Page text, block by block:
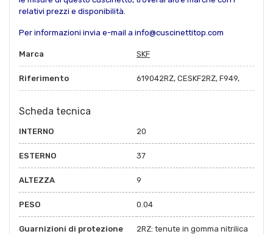
relativi prezzi e disponibilità.
Per informazioni invia e-mail a info@cuscinettitop.com
Marca SKF
Riferimento 619042RZ, CESKF2RZ, F949,
Scheda tecnica
INTERNO 20
ESTERNO 37
ALTEZZA 9
PESO 0.04
Guarnizioni di protezione
2RZ: tenute in gomma nitrilica